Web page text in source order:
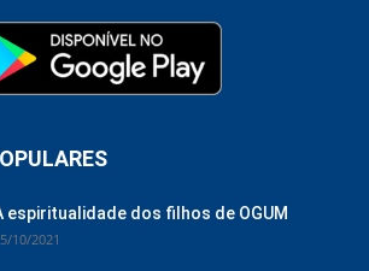
espiritualidade dos filhos de OGUM
10/2021